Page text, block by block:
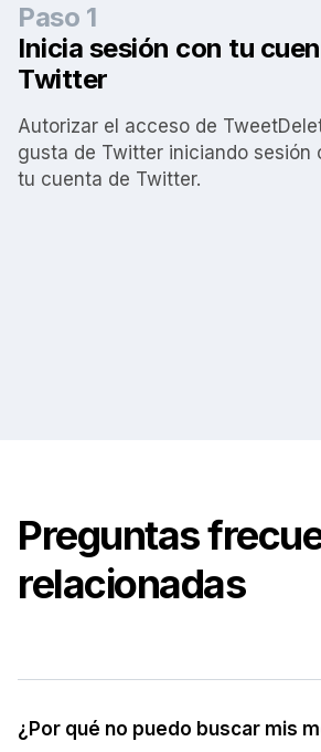
Paso 1
Inicia sesión con tu
Twitter
Autorizar el acceso de
gusta de Twitter iniciando sesión
tu cuenta de Twitter.
Preguntas
relacionadas
¿Por qué no puedo buscar mis